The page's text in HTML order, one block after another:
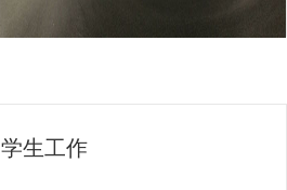
学生工作